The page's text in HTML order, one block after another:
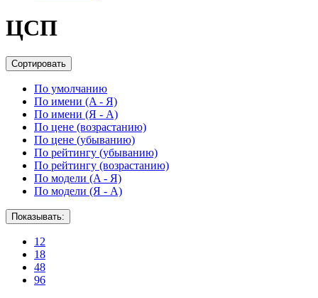
ЦСП
Сортировать
По умолчанию
По имени (A - Я)
По имени (Я - A)
По цене (возрастанию)
По цене (убыванию)
По рейтингу (убыванию)
По рейтингу (возрастанию)
По модели (A - Я)
По модели (Я - A)
Показывать:
12
18
48
96